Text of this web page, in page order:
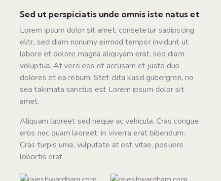
Sed ut perspiciatis unde omnis iste natus et
Lorem ipsum dolor sit amet, consetetur sadipscing
elitr, sed diam nonumy eirmod tempor invidunt ut
labore et dolore magna aliquyam erat, sed diam
voluptua. At vero eos et accusam et justo duo
dolores et ea rebum. Stet clita kasd gubergren, no
sea takimata sanctus est Lorem ipsum dolor sit
amet.
Aliquam laoreet sed neque ac vehicula. Cras congue
eros nec quam laoreet, in viverra erat bibendum.
Cras turpis urna, vulputate at est vitae, posuere
lobortis erat.